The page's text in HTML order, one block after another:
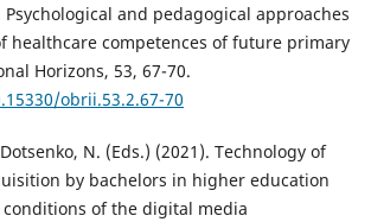
Psychological and pedagogical approaches
healthcare competences of future primary
Horizons, 53, 67-70.
obrii.53.2.67-70
N. (Eds.) (2021). Technology of
by bachelors in higher education
of the digital media